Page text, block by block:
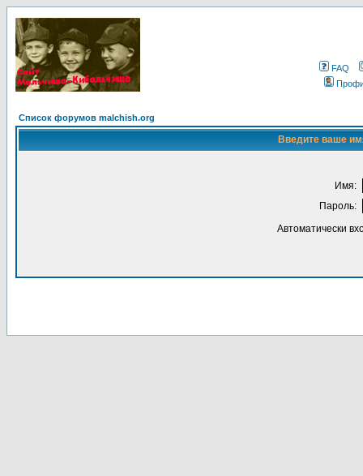
FAQ
Список форумов malchish.org
Введите ваше
Имя:
Пароль:
Автоматически